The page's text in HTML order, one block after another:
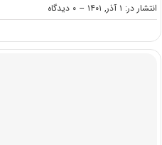
انتشار در: ۱ آذر, ۱۴۰۱ -- ۰ دیدگاه
on
سوالات
پاسخنامه